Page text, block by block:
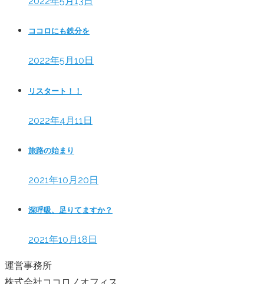
ココロにも鉄分を
2022年5月10日
リスタート！！
2022年4月11日
旅路の始まり
2021年10月20日
深呼吸、足りてますか？
2021年10月18日
運営事務所